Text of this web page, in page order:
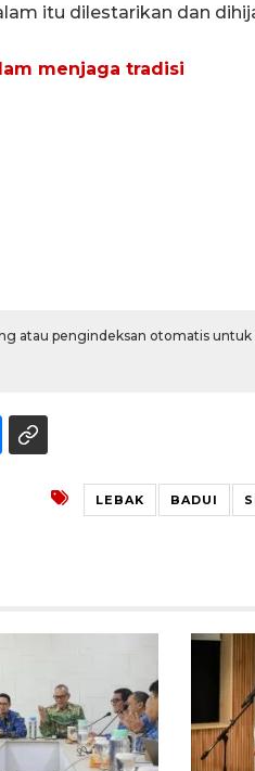
itu dilestarikan dan
menjaga tradisi
atau pengindeksan otomatis untuk
LEBAK BADUI